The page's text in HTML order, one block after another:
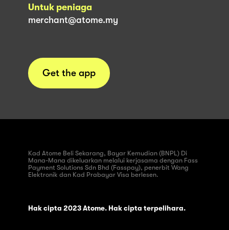
Untuk peniaga
merchant@atome.my
Get the app
Kad Atome Beli Sekarang, Bayar Kemudian (BNPL) Di
Mana-Mana dikeluarkan melalui kerjasama dengan Fass
Payment Solutions Sdn Bhd (Fasspay), penerbit Wang
Elektronik dan Kad Prabayar Visa berlesen.
Hak cipta 2023 Atome. Hak cipta terpelihara.